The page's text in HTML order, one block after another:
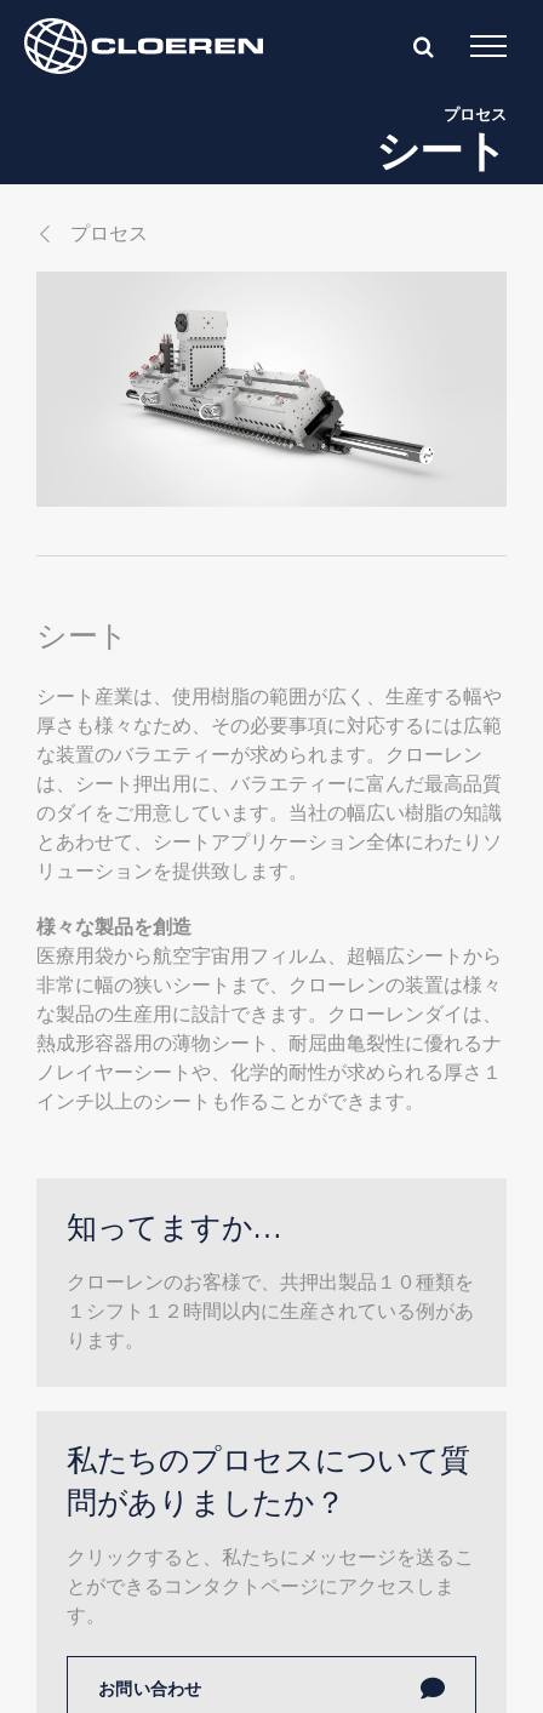
content
シート
プロセス
シート
シート産業は、使用樹脂の範囲が広く、生産する幅や
厚さも様々なため、その必要事項に対応するには広範
な装置のバラエティーが求められます。クローレン
は、シート押出用に、バラエティーに富んだ最高品質
のダイをご用意しています。当社の幅広い樹脂の知識
とあわせて、シートアプリケーション全体にわたりソ
リューションを提供致します。
様々な製品を創造
医療用袋から航空宇宙用フィルム、超幅広シートから
非常に幅の狭いシートまで、クローレンの装置は様々
な製品の生産用に設計できます。クローレンダイは、
熱成形容器用の薄物シート、耐屈曲亀裂性に優れるナ
ノレイヤーシートや、化学的耐性が求められる厚さ１
インチ以上のシートも作ることができます。
知ってますか…
クローレンのお客様で、共押出製品１０種類を
１シフト１２時間以内に生産されている例があ
ります。
私たちのプロセスについて質
問がありましたか？
クリックすると、私たちにメッセージを送るこ
とができるコンタクトページにアクセスしま
す。
お問い合わせ
プロセス